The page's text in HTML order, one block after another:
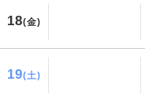
18(金)
19(土)